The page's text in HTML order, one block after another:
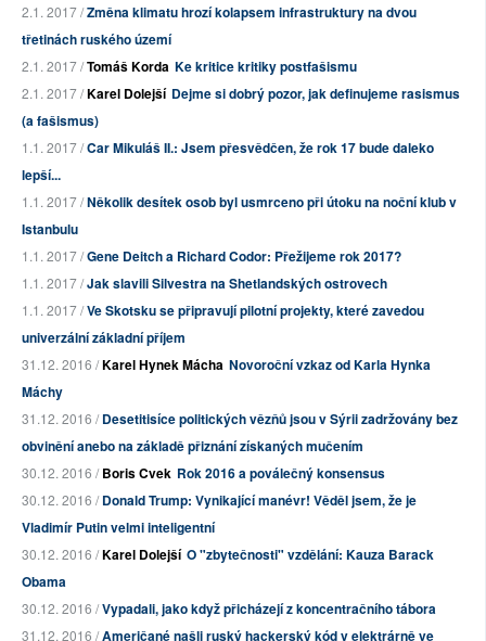
2.1. 2017 /Změna klimatu hrozí kolapsem infrastruktury na dvou
třetinách ruského území
2.1. 2017 /Tomáš Korda Ke kritice kritiky postfašismu
2.1. 2017 /Karel Dolejší Dejme si dobrý pozor, jak definujeme rasismus
(a fašismus)
1.1. 2017 /Car Mikuláš II.: Jsem přesvědčen, že rok 17 bude daleko
lepší...
1.1. 2017 /Několik desítek osob byl usmrceno při útoku na noční klub v
Istanbulu
1.1. 2017 /Gene Deitch a Richard Codor: Přežijeme rok 2017?
1.1. 2017 /Jak slavili Silvestra na Shetlandských ostrovech
1.1. 2017 /Ve Skotsku se připravují pilotní projekty, které zavedou
univerzální základní příjem
31.12. 2016 /Karel Hynek Mácha Novoroční vzkaz od Karla Hynka
Máchy
31.12. 2016 /Desetitisíce politických vězňů jsou v Sýrii zadržovány bez
obvinění anebo na základě přiznání získaných mučením
30.12. 2016 /Boris Cvek Rok 2016 a poválečný konsensus
30.12. 2016 /Donald Trump: Vynikající manévr! Věděl jsem, že je
Vladimír Putin velmi inteligentní
30.12. 2016 /Karel Dolejší O "zbytečnosti" vzdělání: Kauza Barack
Obama
30.12. 2016 /Vypadali, jako když přicházejí z koncentračního tábora
31.12. 2016 /Američané našli ruský hackerský kód v elektrárně ve